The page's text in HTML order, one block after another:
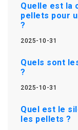
Quelle est la
pellets pour
?
2025-10-31
Quels sont
?
2025-10-31
Quel est le
les pellets ?